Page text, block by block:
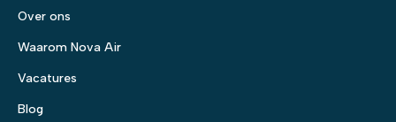
Over ons
Waarom Nova Air
Vacatures
Blog